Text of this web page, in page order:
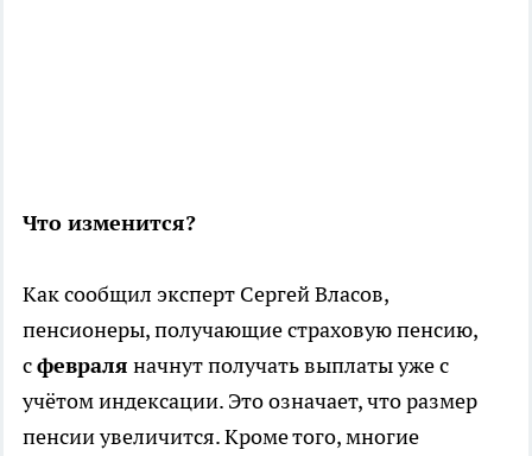
Что изменится?
Как сообщил эксперт Сергей Власов,
пенсионеры, получающие страховую пенсию,
сфевраля начнут получать выплаты уже с
учётом индексации. Это означает, что размер
пенсии увеличится. Кроме того, многие